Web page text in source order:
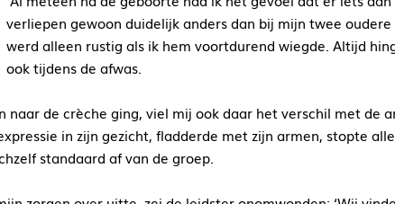
verliepen gewoon duidelijk anders dan bij mijn twee
werd alleen rustig als ik hem voortdurend wiegde. Altijd
ook tijdens de afwas.
naar de crèche ging, viel mij ook daar het verschil met de
in zijn gezicht, fladderde met zijn armen, stopte
standaard af van de groep.